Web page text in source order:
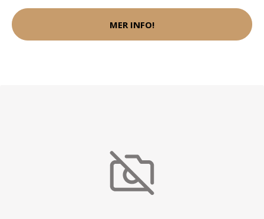
MER INFO!